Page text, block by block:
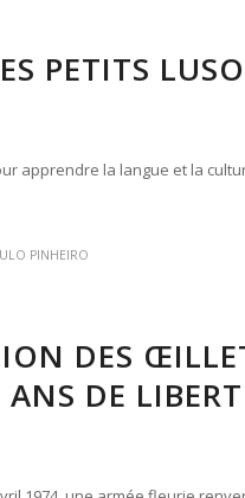
PETITS
apprendre la langue et la
PINHEIRO
DES
DE